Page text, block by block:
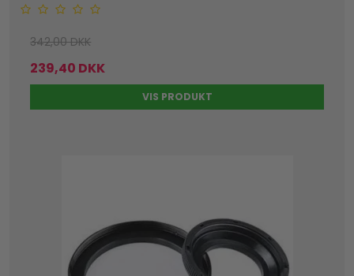
342,00 DKK
239,40 DKK
VIS PRODUKT